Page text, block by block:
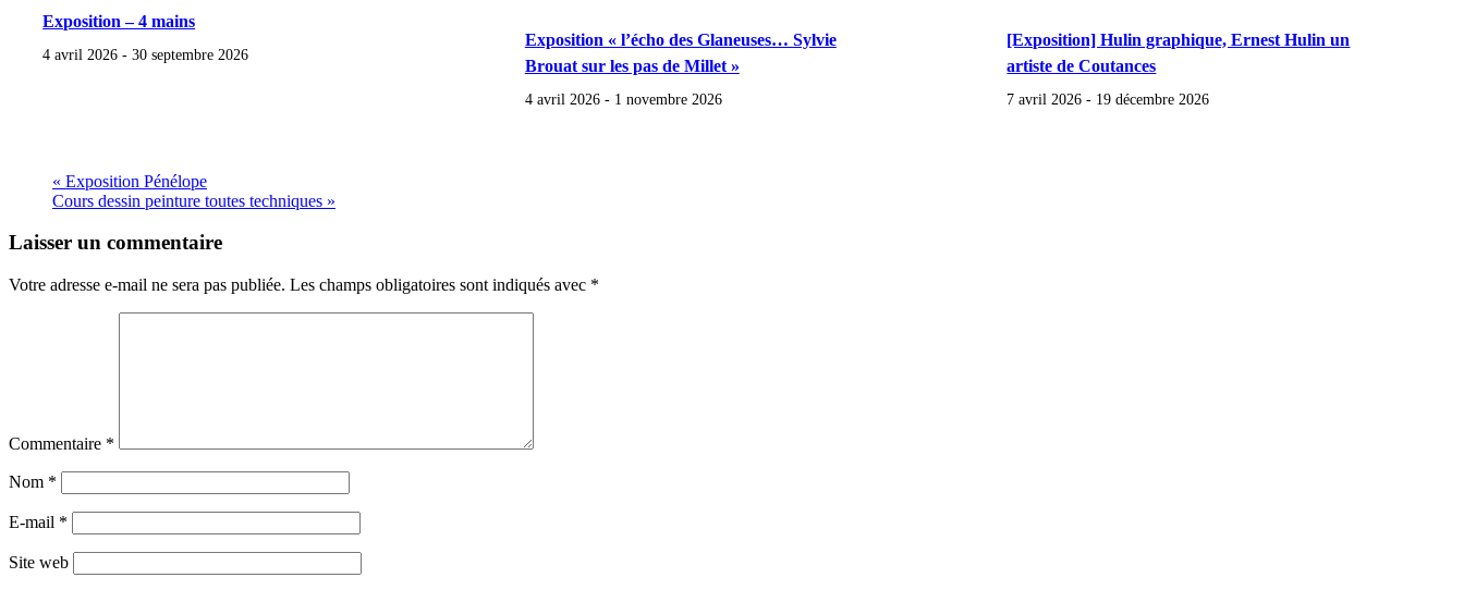
Exposition – 4 mains
4 avril 2026 -30 septembre 2026
Exposition « l’écho des Glaneuses… Sylvie
Brouat sur les pas de Millet »
4 avril 2026- 1 novembre 2026
[Exposition] Hulin graphique, Ernest Hulin un
artiste de Coutances
7 avril 2026 - 19 décembre 2026
« Exposition Pénélope
Cours dessin peinture toutes techniques »
Laisser un commentaire
Votre adresse e-mail ne sera pas publiée. Les champs obligatoires sont indiqués avec *
Commentaire *
Nom *
E-mail *
Site web